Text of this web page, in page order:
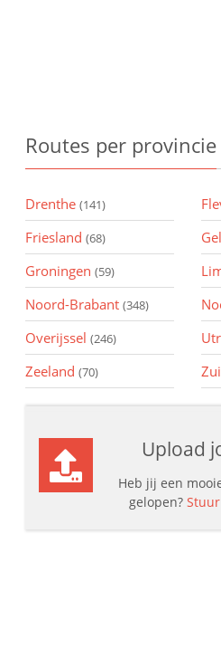
Routes per provincie
Drenthe (141)
Friesland (68)
Groningen (59)
Noord-Brabant (348)
Overijssel (246)
Zeeland (70)
Upload
Heb jij een
gelopen?